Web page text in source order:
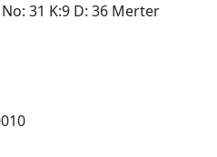
31 K:9 D: 36 Merter